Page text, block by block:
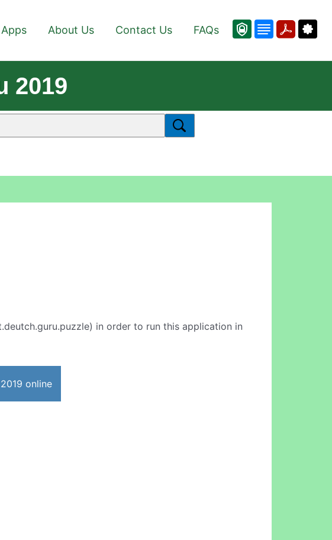
About Us Contact Us FAQs
2019
in order to run this application in
online